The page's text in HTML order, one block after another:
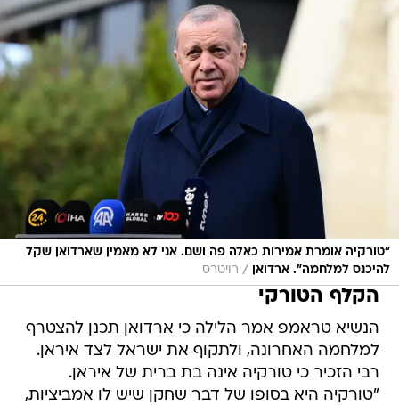
"טורקיה אומרת אמירות כאלה פה ושם. אני לא מאמין שארדואן שקל
להיכנס למלחמה". ארדואן
/ רויטרס
הקלף הטורקי
הנשיא טראמפ אמר הלילה כי ארדואן תכנן להצטרף
למלחמה האחרונה, ולתקוף את ישראל לצד איראן.
רבי הזכיר כי טורקיה אינה בת ברית של איראן.
"טורקיה היא בסופו של דבר שחקן שיש לו אמביציות,